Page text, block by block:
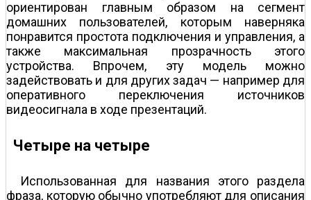
ориентирован главным образом на сегмент
домашних пользователей, которым наверняка
понравится простота подключения и управления, а
также максимальная прозрачность этого
устройства. Впрочем, эту модель можно
задействовать и для других задач — например для
оперативного переключения источников
видеосигнала в ходе презентаций.
Четыре на четыре
Использованная для названия этого раздела
фраза, которую обычно употребляют для описания